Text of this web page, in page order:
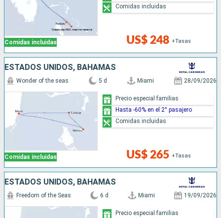
Comidas incluidas US$ 248 +Tasas
Comidas incluidas
ESTADOS UNIDOS, BAHAMAS
Comidas incluidas
Wonder of the seas 5 d Miami 28/09/2026
US$ 265 +Tasas
Precio especial familias
Hasta -60% en el 2° pasajero
Comidas incluidas
ESTADOS UNIDOS, BAHAMAS
Freedom of the Seas 6 d Miami 19/09/2026
Precio especial familias